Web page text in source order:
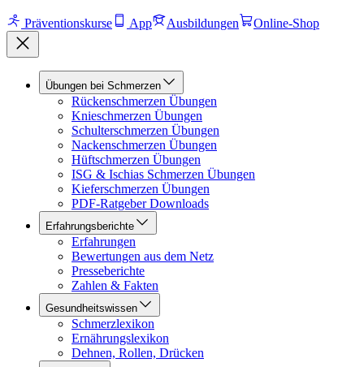
Präventionskurse App Ausbildungen Online-Shop
Übungen bei Schmerzen
Rückenschmerzen Übungen
Knieschmerzen Übungen
Schulterschmerzen Übungen
Nackenschmerzen Übungen
Hüftschmerzen Übungen
ISG & Ischias Schmerzen Übungen
Kieferschmerzen Übungen
PDF-Ratgeber Downloads
Erfahrungsberichte
Erfahrungen
Bewertungen aus dem Netz
Presseberichte
Zahlen & Fakten
Gesundheitswissen
Schmerzlexikon
Ernährungslexikon
Dehnen, Rollen, Drücken